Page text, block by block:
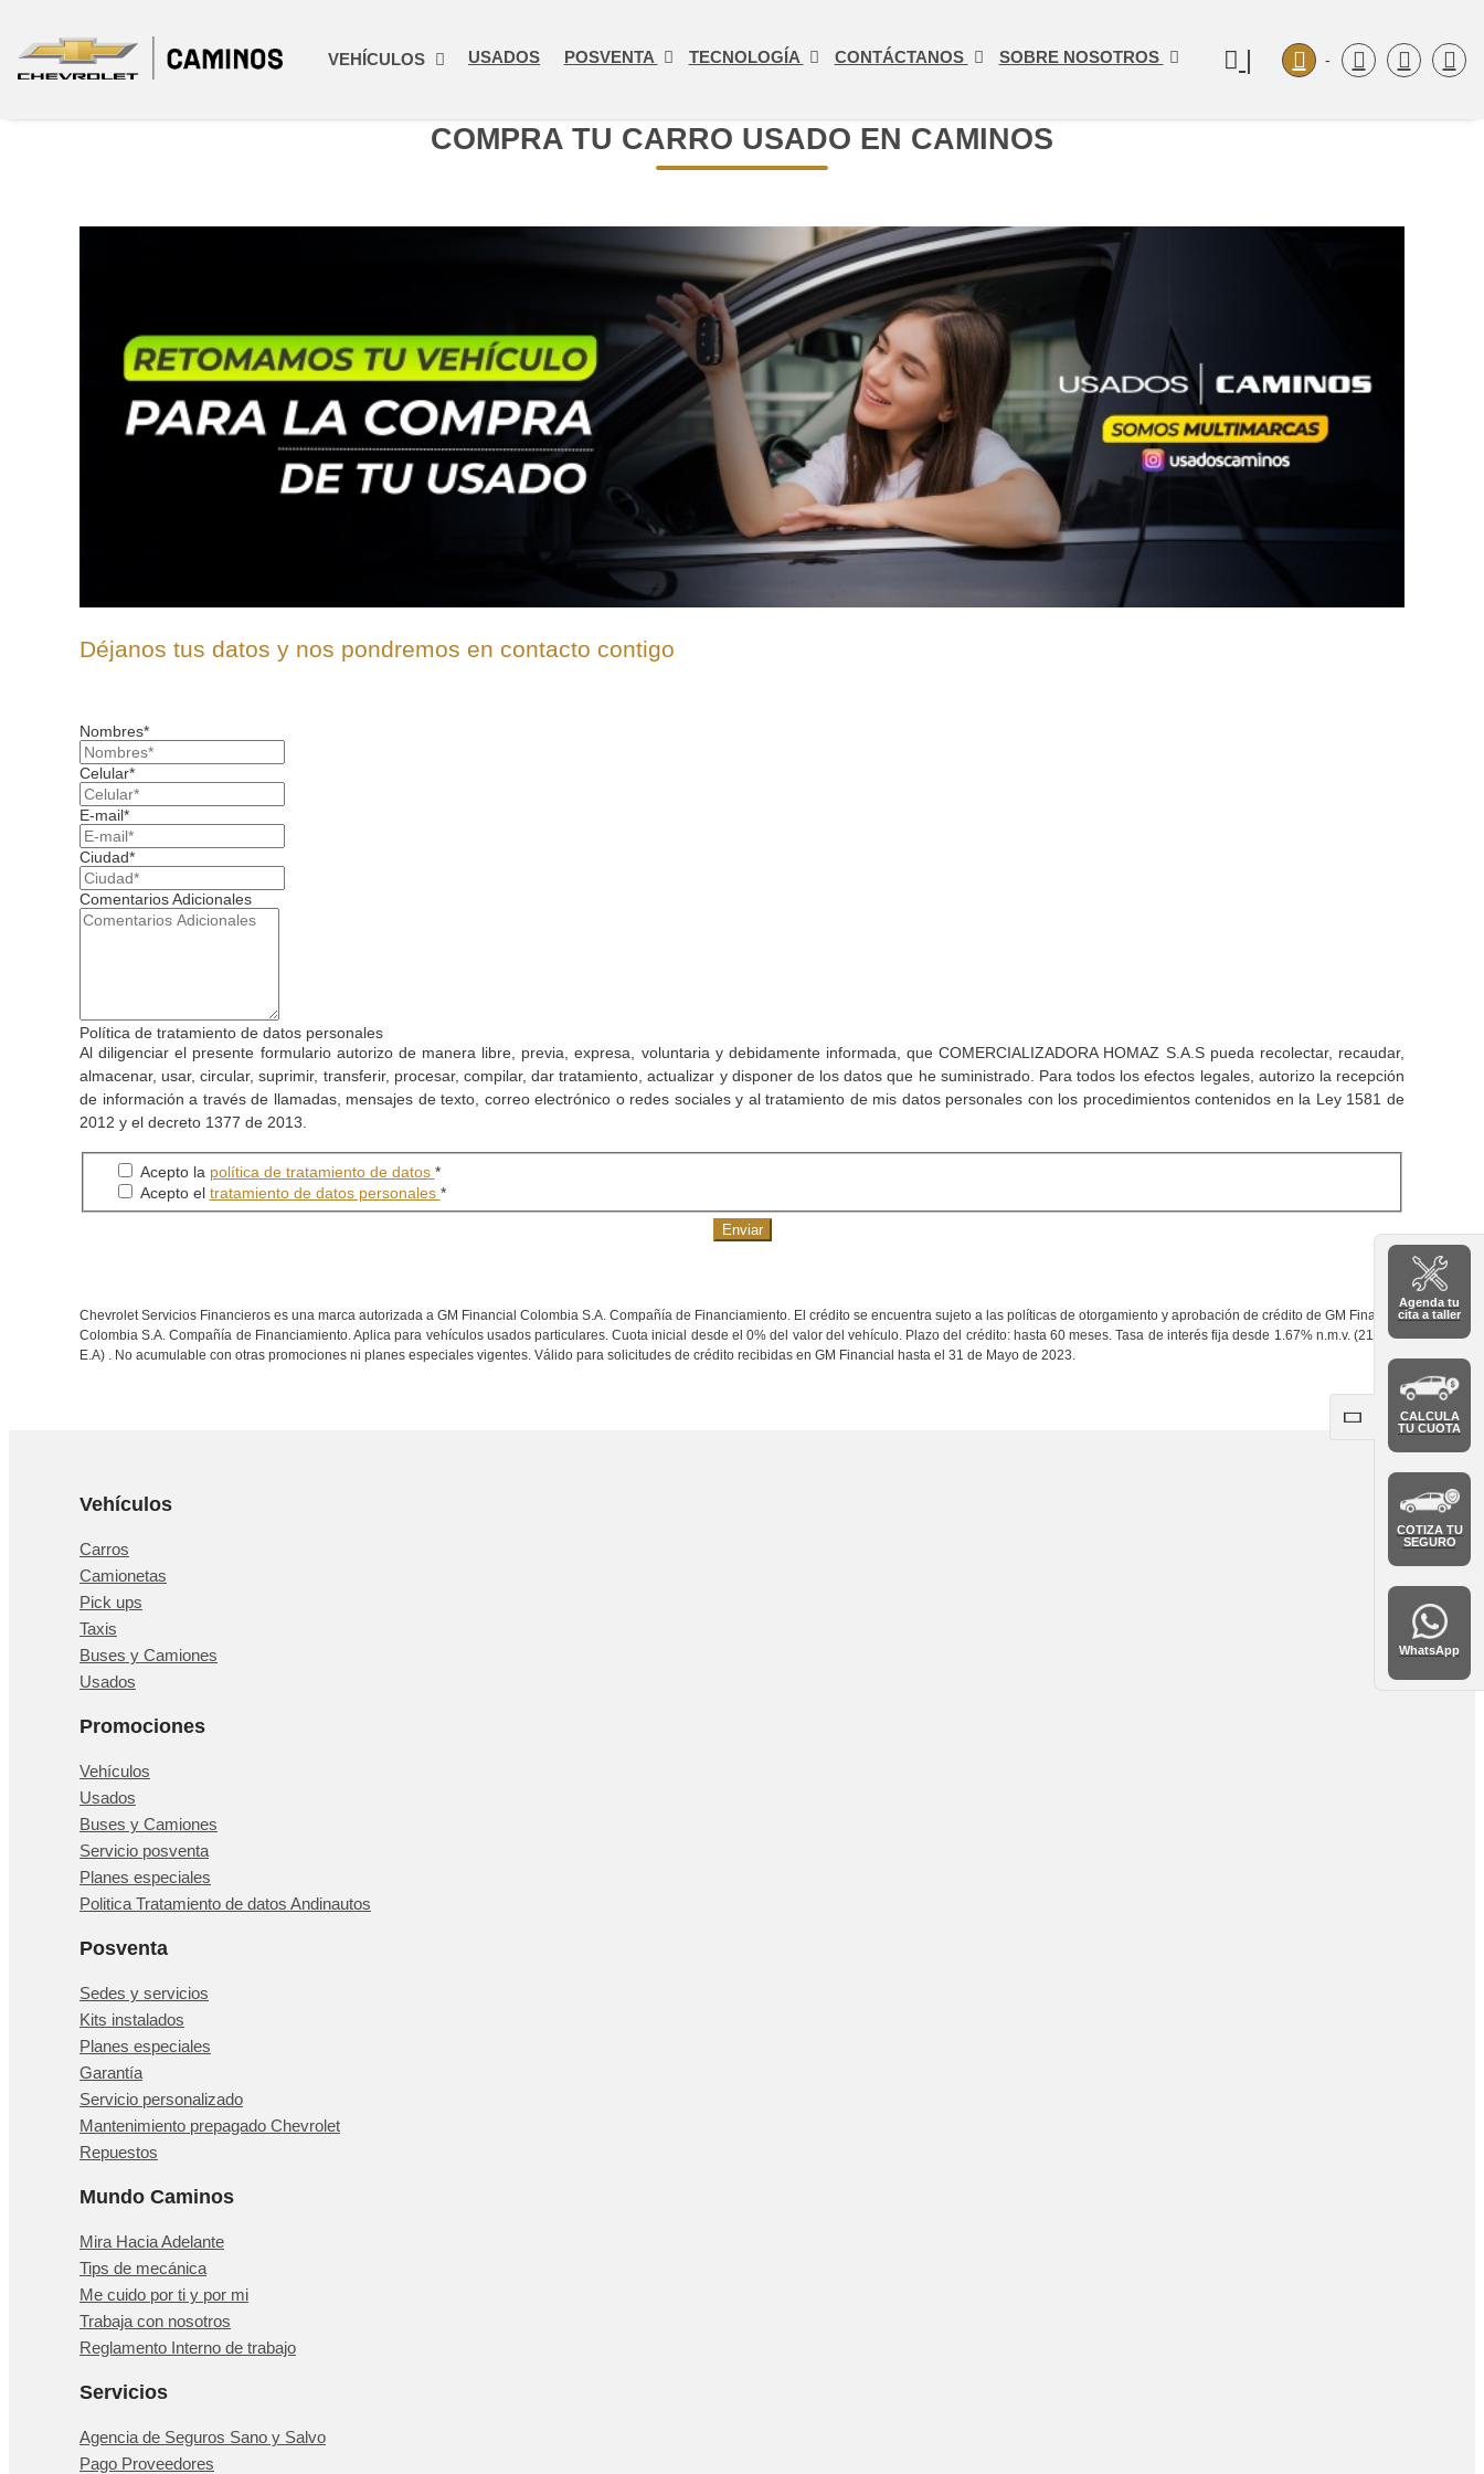
VEHÍCULOS USADOS POSVENTA TECNOLOGÍA CONTÁCTANOS SOBRE NOSOTROS | -
Agenda tu
cita a taller
CALCULA
TU CUOTA
COTIZA TU
SEGURO
WhatsApp
COMPRA TU CARRO USADO EN CAMINOS
Déjanos tus datos y nos pondremos en contacto contigo
Nombres*
Celular*
E-mail*
Ciudad*
Comentarios Adicionales
Política de tratamiento de datos personales
Al diligenciar el presente formulario autorizo de manera libre, previa, expresa, voluntaria y debidamente informada, que COMERCIALIZADORA HOMAZ S.A.S pueda recolectar, recaudar,
almacenar, usar, circular, suprimir, transferir, procesar, compilar, dar tratamiento, actualizar y disponer de los datos que he suministrado. Para todos los efectos legales, autorizo la recepción
de información a través de llamadas, mensajes de texto, correo electrónico o redes sociales y al tratamiento de mis datos personales con los procedimientos contenidos en la Ley 1581 de
2012 y el decreto 1377 de 2013.
Acepto la política de tratamiento de datos *
Acepto el tratamiento de datos personales *
Enviar
Chevrolet Servicios Financieros es una marca autorizada a GM Financial Colombia S.A. Compañía de Financiamiento. El crédito se encuentra sujeto a las políticas de otorgamiento y aprobación de crédito de GM Financial
Colombia S.A. Compañía de Financiamiento. Aplica para vehículos usados particulares. Cuota inicial desde el 0% del valor del vehículo. Plazo del crédito: hasta 60 meses. Tasa de interés fija desde 1.67% n.m.v. (21.99%
E.A) . No acumulable con otras promociones ni planes especiales vigentes. Válido para solicitudes de crédito recibidas en GM Financial hasta el 31 de Mayo de 2023.
Vehículos
Carros
Camionetas
Pick ups
Taxis
Buses y Camiones
Usados
Promociones
Vehículos
Usados
Buses y Camiones
Servicio posventa
Planes especiales
Politica Tratamiento de datos Andinautos
Posventa
Sedes y servicios
Kits instalados
Planes especiales
Garantía
Servicio personalizado
Mantenimiento prepagado Chevrolet
Repuestos
Mundo Caminos
Mira Hacia Adelante
Tips de mecánica
Me cuido por ti y por mi
Trabaja con nosotros
Reglamento Interno de trabajo
Servicios
Agencia de Seguros Sano y Salvo
Pago Proveedores